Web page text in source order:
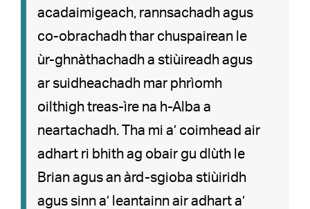
acadaimigeach, rannsachadh agus
co-obrachadh thar chuspairean le
ùr-ghnàthachadh a stiùireadh agus
ar suidheachadh mar phrìomh
oilthigh treas-ìre na h-Alba a
neartachadh. Tha mi a’ coimhead air
adhart ri bhith ag obair gu dlùth le
Brian agus an àrd-sgioba stiùiridh
agus sinn a’ leantainn air adhart a’